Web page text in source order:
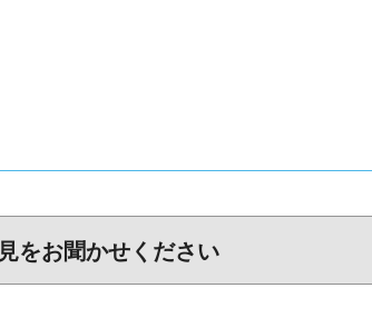
をお聞かせください